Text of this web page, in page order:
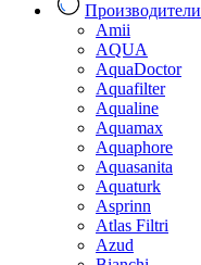
Производители
Amii
AQUA
AquaDoctor
Aquafilter
Aqualine
Aquamax
Aquaphore
Aquasanita
Aquaturk
Asprinn
Atlas Filtri
Azud